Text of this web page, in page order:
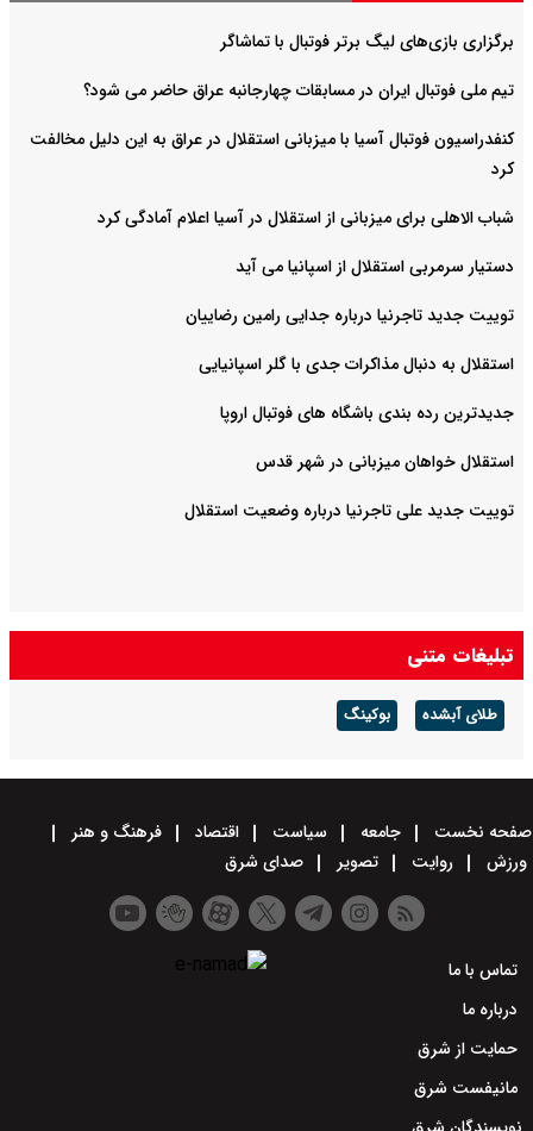
برگزاری بازی‌های لیگ برتر فوتبال با تماشاگر
تیم ملی فوتبال ایران در مسابقات چهارجانبه عراق حاضر می شود؟
کنفدراسیون فوتبال آسیا با میزبانی استقلال در عراق به این دلیل مخالفت
کرد
شباب الاهلی برای میزبانی از استقلال در آسیا اعلام آمادگی کرد
دستیار سرمربی استقلال از اسپانیا می آید
توییت جدید تاجرنیا درباره جدایی رامین رضاییان
استقلال به دنبال مذاکرات جدی با گلر اسپانیایی
جدیدترین رده بندی باشگاه های فوتبال اروپا
استقلال خواهان میزبانی در شهر قدس
توییت جدید علی تاجرنیا درباره وضعیت استقلال
تبلیغات متنی
طلای آبشده بوکینگ
صفحه نخست جامعه سیاست اقتصاد
فرهنگ و هنر
ورزش
روایت تصویر صدای شرق
تماس با ما
درباره ما
حمایت از شرق
مانیفست شرق